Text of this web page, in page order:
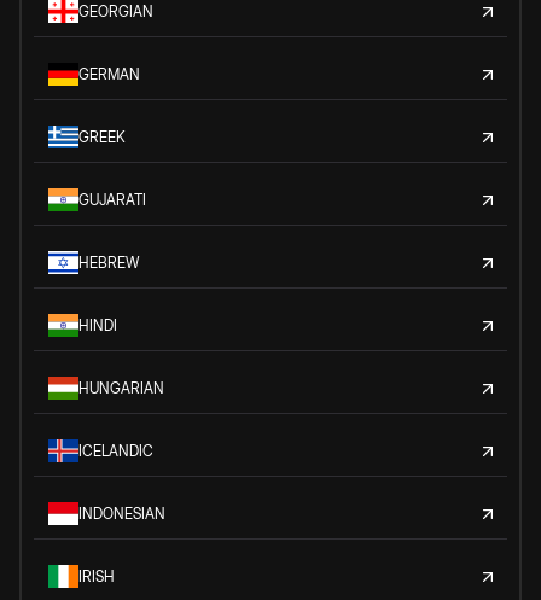
GEORGIAN
GERMAN
GREEK
GUJARATI
HEBREW
HINDI
HUNGARIAN
ICELANDIC
INDONESIAN
IRISH